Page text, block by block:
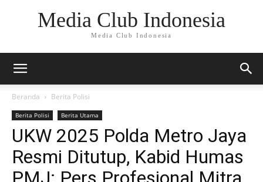
Media Club Indonesia
Media Club Indonesia
Beranda Berita Polisi
Berita Polisi Berita Utama
UKW 2025 Polda Metro Jaya
Resmi Ditutup, Kabid Humas